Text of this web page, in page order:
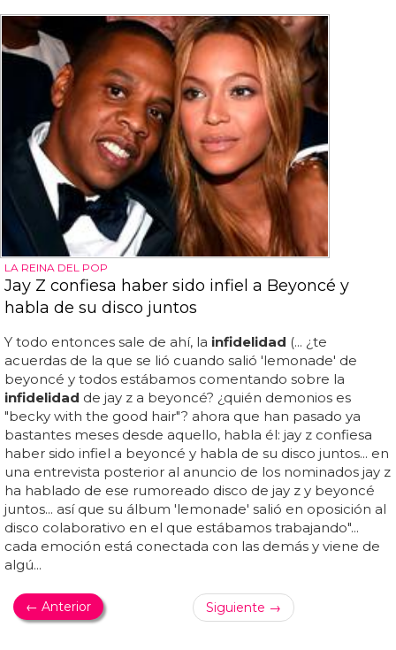
LA REINA DEL POP
Jay Z confiesa haber sido infiel a Beyoncé y
habla de su disco juntos
Y todo entonces sale de ahí, la infidelidad (... ¿te
acuerdas de la que se lió cuando salió 'lemonade' de
beyoncé y todos estábamos comentando sobre la
infidelidad de jay z a beyoncé? ¿quién demonios es
"becky with the good hair"? ahora que han pasado ya
bastantes meses desde aquello, habla él: jay z confiesa
haber sido infiel a beyoncé y habla de su disco juntos... en
una entrevista posterior al anuncio de los nominados jay z
ha hablado de ese rumoreado disco de jay z y beyoncé
juntos... así que su álbum 'lemonade' salió en oposición al
disco colaborativo en el que estábamos trabajando"...
cada emoción está conectada con las demás y viene de
algú...
← Anterior Siguiente →